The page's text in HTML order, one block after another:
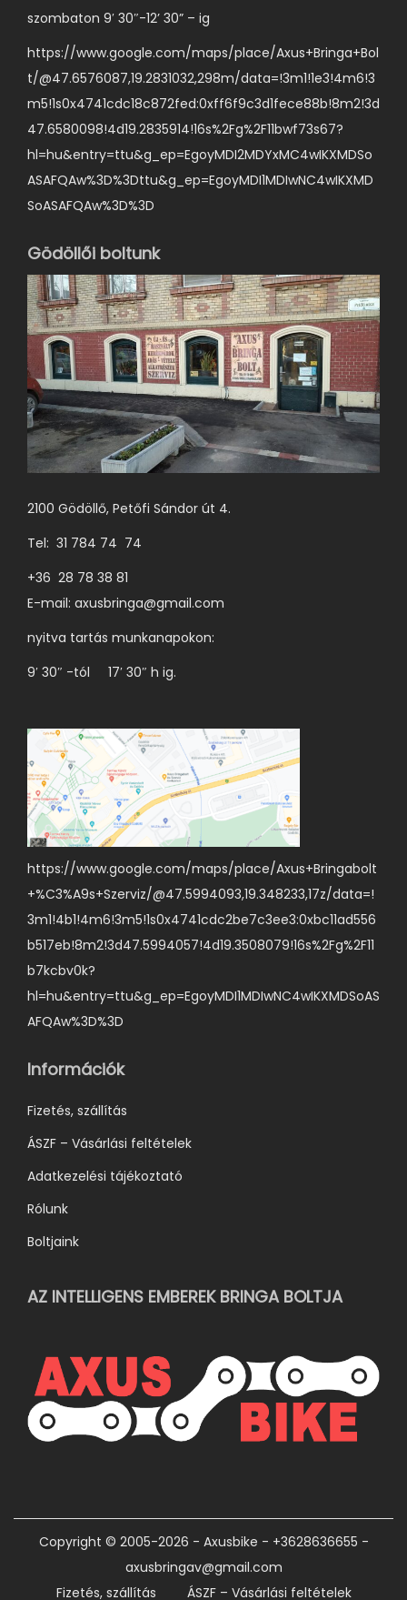
szombaton 9′ 30″-12’ 30” – ig
https://www.google.com/maps/place/Axus+Bringa+Bol
t/@47.6576087,19.2831032,298m/data=!3m1!1e3!4m6!3
m5!1s0x4741cdc18c872fed:0xff6f9c3d1fece88b!8m2!3d
47.6580098!4d19.2835914!16s%2Fg%2F11bwf73s67?
hl=hu&entry=ttu&g_ep=EgoyMDI2MDYxMC4wIKXMDSo
ASAFQAw%3D%3Dttu&g_ep=EgoyMDI1MDIwNC4wIKXMD
SoASAFQAw%3D%3D
Gödöllői boltunk
2100 Gödöllő, Petőfi Sándor út 4.
Tel: 31 784 74 74
+36 28 78 38 81
E-mail: axusbringa@gmail.com
nyitva tartás munkanapokon:
9′ 30″ -tól 17′ 30″ h ig.
https://www.google.com/maps/place/Axus+Bringabolt
+%C3%A9s+Szerviz/@47.5994093,19.348233,17z/data=!
3m1!4b1!4m6!3m5!1s0x4741cdc2be7c3ee3:0xbc11ad556
b517eb!8m2!3d47.5994057!4d19.3508079!16s%2Fg%2F11
b7kcbv0k?
hl=hu&entry=ttu&g_ep=EgoyMDI1MDIwNC4wIKXMDSoAS
AFQAw%3D%3D
Információk
Fizetés, szállítás
ÁSZF – Vásárlási feltételek
Adatkezelési tájékoztató
Rólunk
Boltjaink
AZ INTELLIGENS EMBEREK BRINGA BOLTJA
Copyright © 2005-2026 - Axusbike - +3628636655 -
axusbringav@gmail.com
Fizetés, szállítás
ÁSZF – Vásárlási feltételek